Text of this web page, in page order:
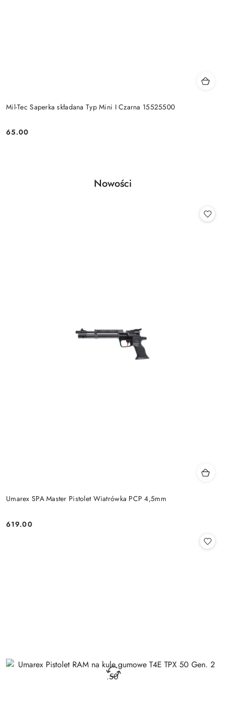
Mil-Tec Saperka składana Typ Mini I Czarna 15525500
Cena:
65.00
Pomiń karuzelę produktów
Produkty
Nowości
Umarex SPA Master Pistolet Wiatrówka PCP 4,5mm
Cena:
619.00